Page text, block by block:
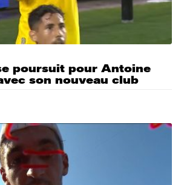
poursuit pour Antoine
son nouveau club